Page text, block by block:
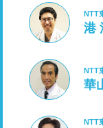
NTT
港
NTT
華
NTT